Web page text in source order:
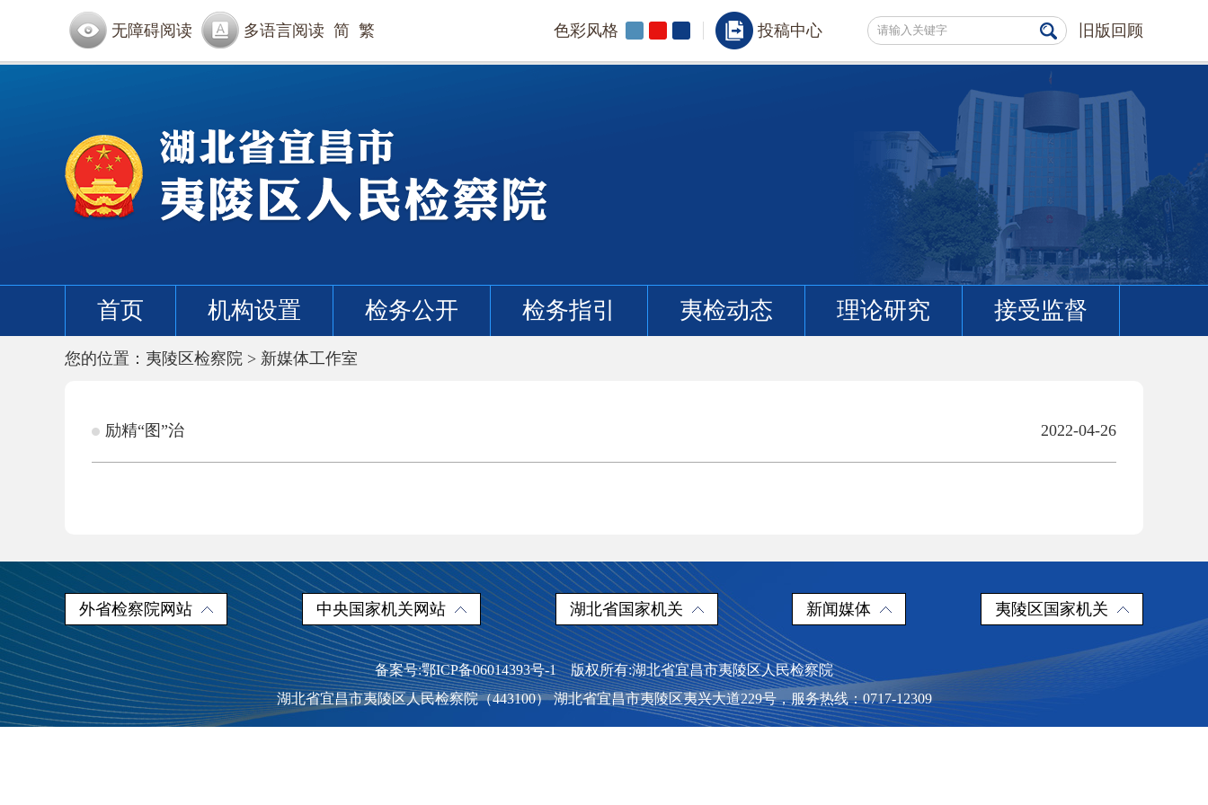
无障碍阅读 多语言阅读 简 繁 色彩风格 投稿中心 旧版回顾
首页 机构设置 检务公开 检务指引 夷检动态 理论研究 接受监督
您的位置： 夷陵区检察院 > 新媒体工作室
2022-04-26
励精“图”治
外省检察院网站 中央国家机关网站 湖北省国家机关 新闻媒体 夷陵区国家机关
备案号:鄂ICP备06014393号-1 版权所有:湖北省宜昌市夷陵区人民检察院
湖北省宜昌市夷陵区人民检察院（443100） 湖北省宜昌市夷陵区夷兴大道229号，服务热线：0717-12309